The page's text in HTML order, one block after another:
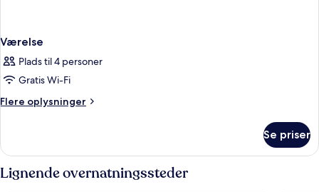
Værelse
Plads til 4 personer
Gratis Wi-Fi
Flere oplysninger
Flere
Se priser
Lignende overnatningssteder